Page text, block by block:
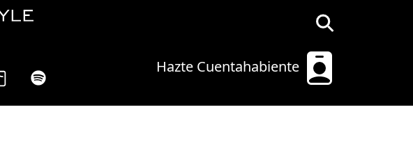
Hazte Cuentahabiente